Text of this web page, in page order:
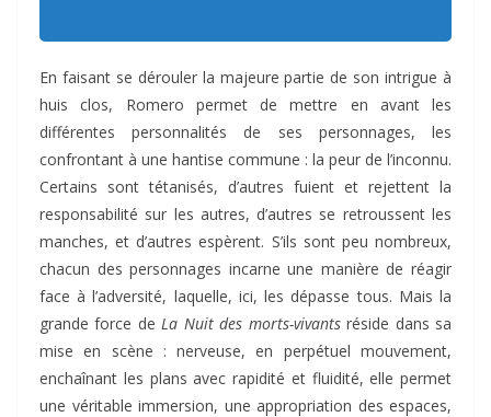
En faisant se dérouler la majeure partie de son intrigue à
huis clos, Romero permet de mettre en avant les
différentes personnalités de ses personnages, les
confrontant à une hantise commune : la peur de l’inconnu.
Certains sont tétanisés, d’autres fuient et rejettent la
responsabilité sur les autres, d’autres se retroussent les
manches, et d’autres espèrent. S’ils sont peu nombreux,
chacun des personnages incarne une manière de réagir
face à l’adversité, laquelle, ici, les dépasse tous. Mais la
grande force de La Nuit des morts-vivantsréside dans sa
mise en scène : nerveuse, en perpétuel mouvement,
enchaînant les plans avec rapidité et fluidité, elle permet
une véritable immersion, une appropriation des espaces,